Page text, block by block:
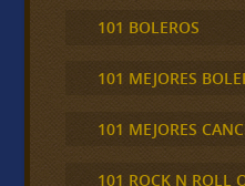
101 BOLEROS
101 MEJORES
101 MEJORES
101 ROCK N ROLL